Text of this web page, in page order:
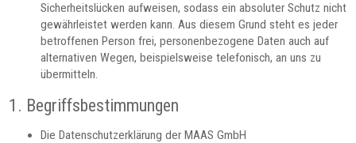
Sicherheitslücken aufweisen, sodass ein absoluter Schutz nicht
gewährleistet werden kann. Aus diesem Grund steht es jeder
betroffenen Person frei, personenbezogene Daten auch auf
alternativen Wegen, beispielsweise telefonisch, an uns zu
übermitteln.
1. Begriffsbestimmungen
Die Datenschutzerklärung der MAAS GmbH